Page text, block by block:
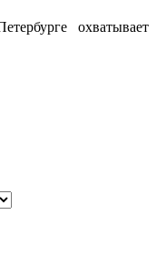
охватывает